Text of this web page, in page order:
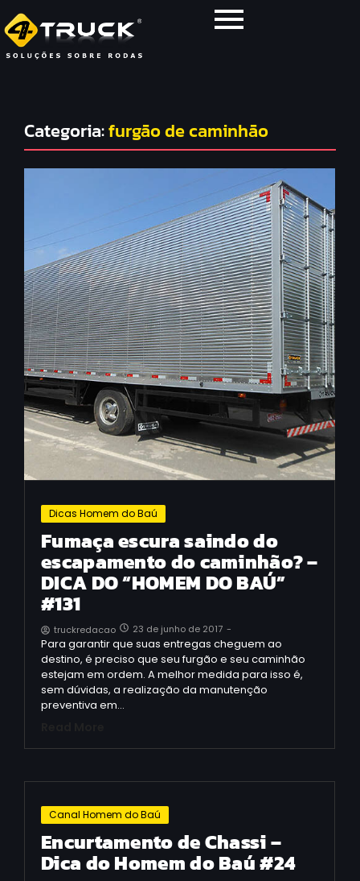
Categoria:furgão de caminhão
Dicas Homem do Baú
Fumaça escura saindo do
escapamento do caminhão? –
DICA DO “HOMEM DO BAÚ”
#131
truckredacao 23 de junho de 2017 -
Para garantir que suas entregas cheguem ao
destino, é preciso que seu furgão e seu caminhão
estejam em ordem. A melhor medida para isso é,
sem dúvidas, a realização da manutenção
preventiva em…
Canal Homem do Baú
Encurtamento de Chassi –
Dica do Homem do Baú #24